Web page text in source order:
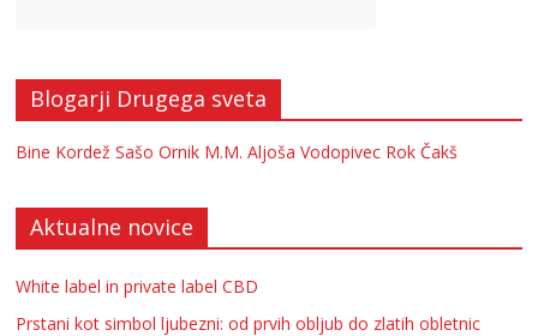
Blogarji Drugega sveta
Bine Kordež Sašo Ornik M.M. Aljoša Vodopivec Rok Čakš
Aktualne novice
White label in private label CBD
Prstani kot simbol ljubezni: od prvih obljub do zlatih obletnic